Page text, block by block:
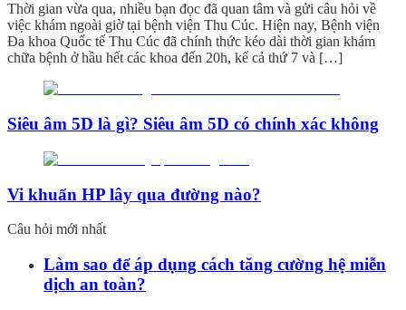
Thời gian vừa qua, nhiều bạn đọc đã quan tâm và gửi câu hỏi về
việc khám ngoài giờ tại bệnh viện Thu Cúc. Hiện nay, Bệnh viện
Đa khoa Quốc tế Thu Cúc đã chính thức kéo dài thời gian khám
chữa bệnh ở hầu hết các khoa đến 20h, kể cả thứ 7 và […]
Siêu âm 5D là gì? Siêu âm 5D có chính xác không
Vi khuẩn HP lây qua đường nào?
Câu hỏi mới nhất
Làm sao để áp dụng cách tăng cường hệ miễn
dịch an toàn?